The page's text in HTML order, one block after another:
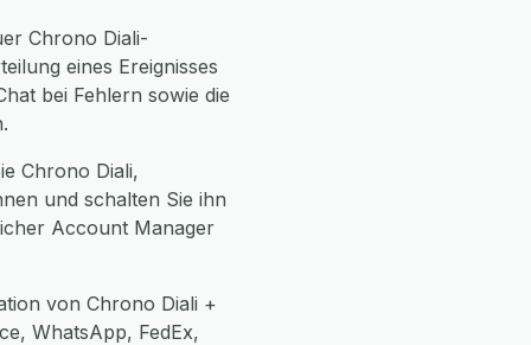
Chrono Diali-
eines Ereignisses
bei Fehlern sowie die
Chrono Diali,
und schalten Sie ihn
Account Manager
von Chrono Diali +
WhatsApp, FedEx,